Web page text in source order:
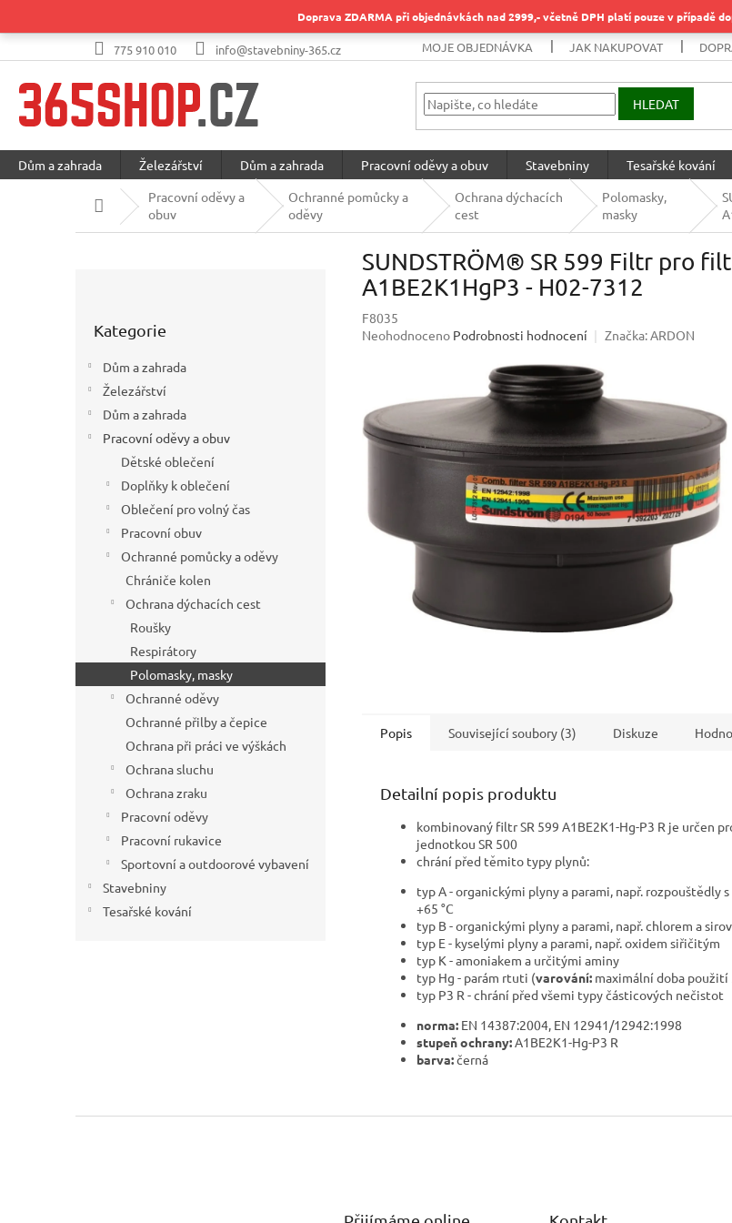
Doprava ZDARMA při objednávkách nad 2999,- včetně DPH platí pouze v případě
775 910 010 info@stavebniny-365.cz MOJE OBJEDNÁVKA JAK NAKUPOVAT
HLEDAT
Dům a zahrada Železářství Dům a zahrada Pracovní oděvy a obuv Stavebniny Tesařské kování
Domů
Pracovní oděvy a
obuv
Ochranné pomůcky a
oděvy
Ochrana dýchacích
cest
Polomasky,
masky
kategorie
Kategorie
Dům a zahrada
Železářství
Dům a zahrada
Pracovní oděvy a obuv
Dětské oblečení
Doplňky k oblečení
Oblečení pro volný čas
Pracovní obuv
Ochranné pomůcky a oděvy
Chrániče kolen
Ochrana dýchacích cest
Roušky
Respirátory
Polomasky, masky
Ochranné oděvy
Ochranné přilby a čepice
Ochrana při práci ve výškách
Ochrana sluchu
Ochrana zraku
Pracovní oděvy
Pracovní rukavice
Sportovní a outdoorové vybavení
Stavebniny
Tesařské kování
SUNDSTRÖM® SR 599 Filtr pro
A1BE2K1HgP3 - H02-7312
F8035
Průměrné
z
5
hvězdiček.
Neohodnoceno Podrobnosti hodnocení Značka:ARDON
Popis Související soubory (3) Diskuze
Detailní popis produktu
kombinovaný filtr SR 599 A1BE2K1-Hg-P3 R je určen
jednotkou SR 500
chrání před těmito typy plynů:
typ A - organickými plyny a parami, např. rozpouštědly
+65 °C
typ B - organickými plyny a parami, např. chlorem a
typ E - kyselými plyny a parami, např. oxidem siřičitým
typ K - amoniakem a určitými aminy
typ Hg - parám rtuti (varování: maximální doba použití
typ P3 R - chrání před všemi typy částicových nečistot
norma: EN 14387:2004, EN 12941/12942:1998
stupeň ochrany:A1BE2K1-Hg-P3 R
barva:černá